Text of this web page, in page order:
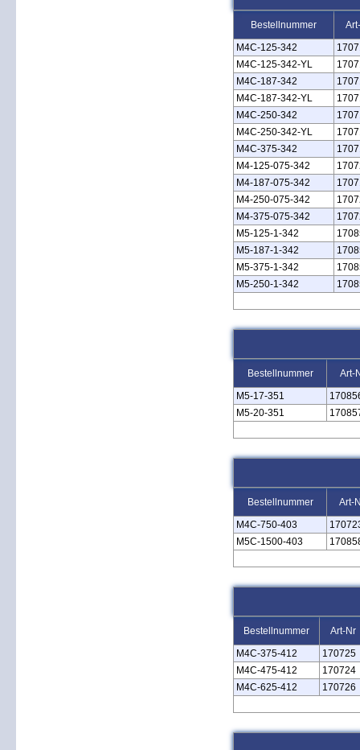
Bestellnummer
M4C‑125‑342
M4C‑125‑342‑YL
M4C‑187‑342
M4C‑187‑342‑YL
M4C‑250‑342
M4C‑250‑342‑YL
M4C‑375‑342
M4‑125‑075‑342
M4‑187‑075‑342
M4‑250‑075‑342
M4‑375‑075‑342
M5‑125‑1‑342
M5‑187‑1‑342
M5‑375‑1‑342
M5‑250‑1‑342
Bestellnummer
Art-
M5‑17‑351
M5‑20‑351
Bestellnummer
Art-
M4C‑750‑403
M5C‑1500‑403
Bestellnummer
Art-Nr
M4C‑375‑412
170725
M4C‑475‑412
170724
M4C‑625‑412
170726